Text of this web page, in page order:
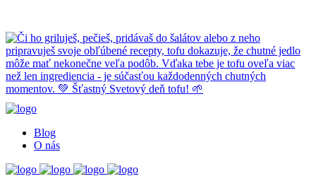
Blog
O nás